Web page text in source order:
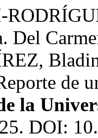
Del
de
la
DOI: